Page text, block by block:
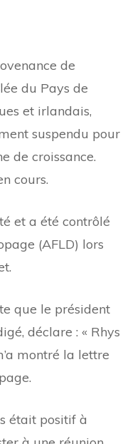
de
du Pays de
et irlandais,
suspendu pour
de croissance.
cours.
et a été contrôlé
(AFLD) lors
que le président
déclare : « Rhys
montré la lettre
était positif à